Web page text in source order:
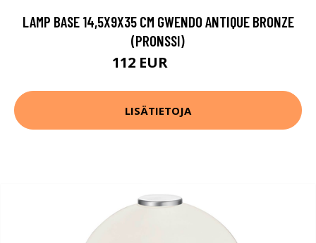
LAMP BASE 14,5X9X35 CM GWENDO ANTIQUE BRONZE
(PRONSSI)
112 EUR
LISÄTIETOJA